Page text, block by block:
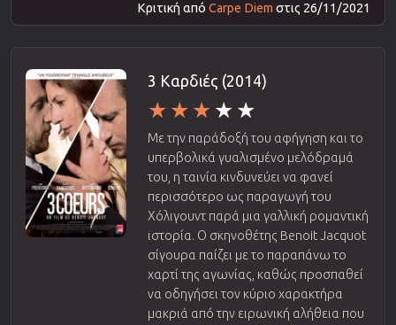
Κριτική από Carpe Diem στις 26/11/2021
3 Καρδιές (2014)
Με την παράδοξή του αφήγηση και το
υπερβολικά γυαλισμένο μελόδραμά
του, η ταινία κινδυνεύει να φανεί
περισσότερο ως παραγωγή του
Χόλιγουντ παρά μια γαλλική ρομαντική
ιστορία. Ο σκηνοθέτης Benoit Jacquot
σίγουρα παίζει με το παραπάνω το
χαρτί της αγωνίας, καθώς προσπαθεί
να οδηγήσει τον κύριο χαρακτήρα
μακριά από την ειρωνική αλήθεια που